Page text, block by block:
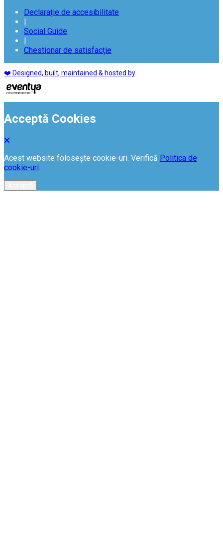
Declarație de accesibilitate
|
Social Guide
|
Chestionar de satisfacție
❤️ Designed, built, maintained & hosted by
Acceptă Cookies
Acest website folosește cookie-uri. Verifică Politica de
cookie-uri